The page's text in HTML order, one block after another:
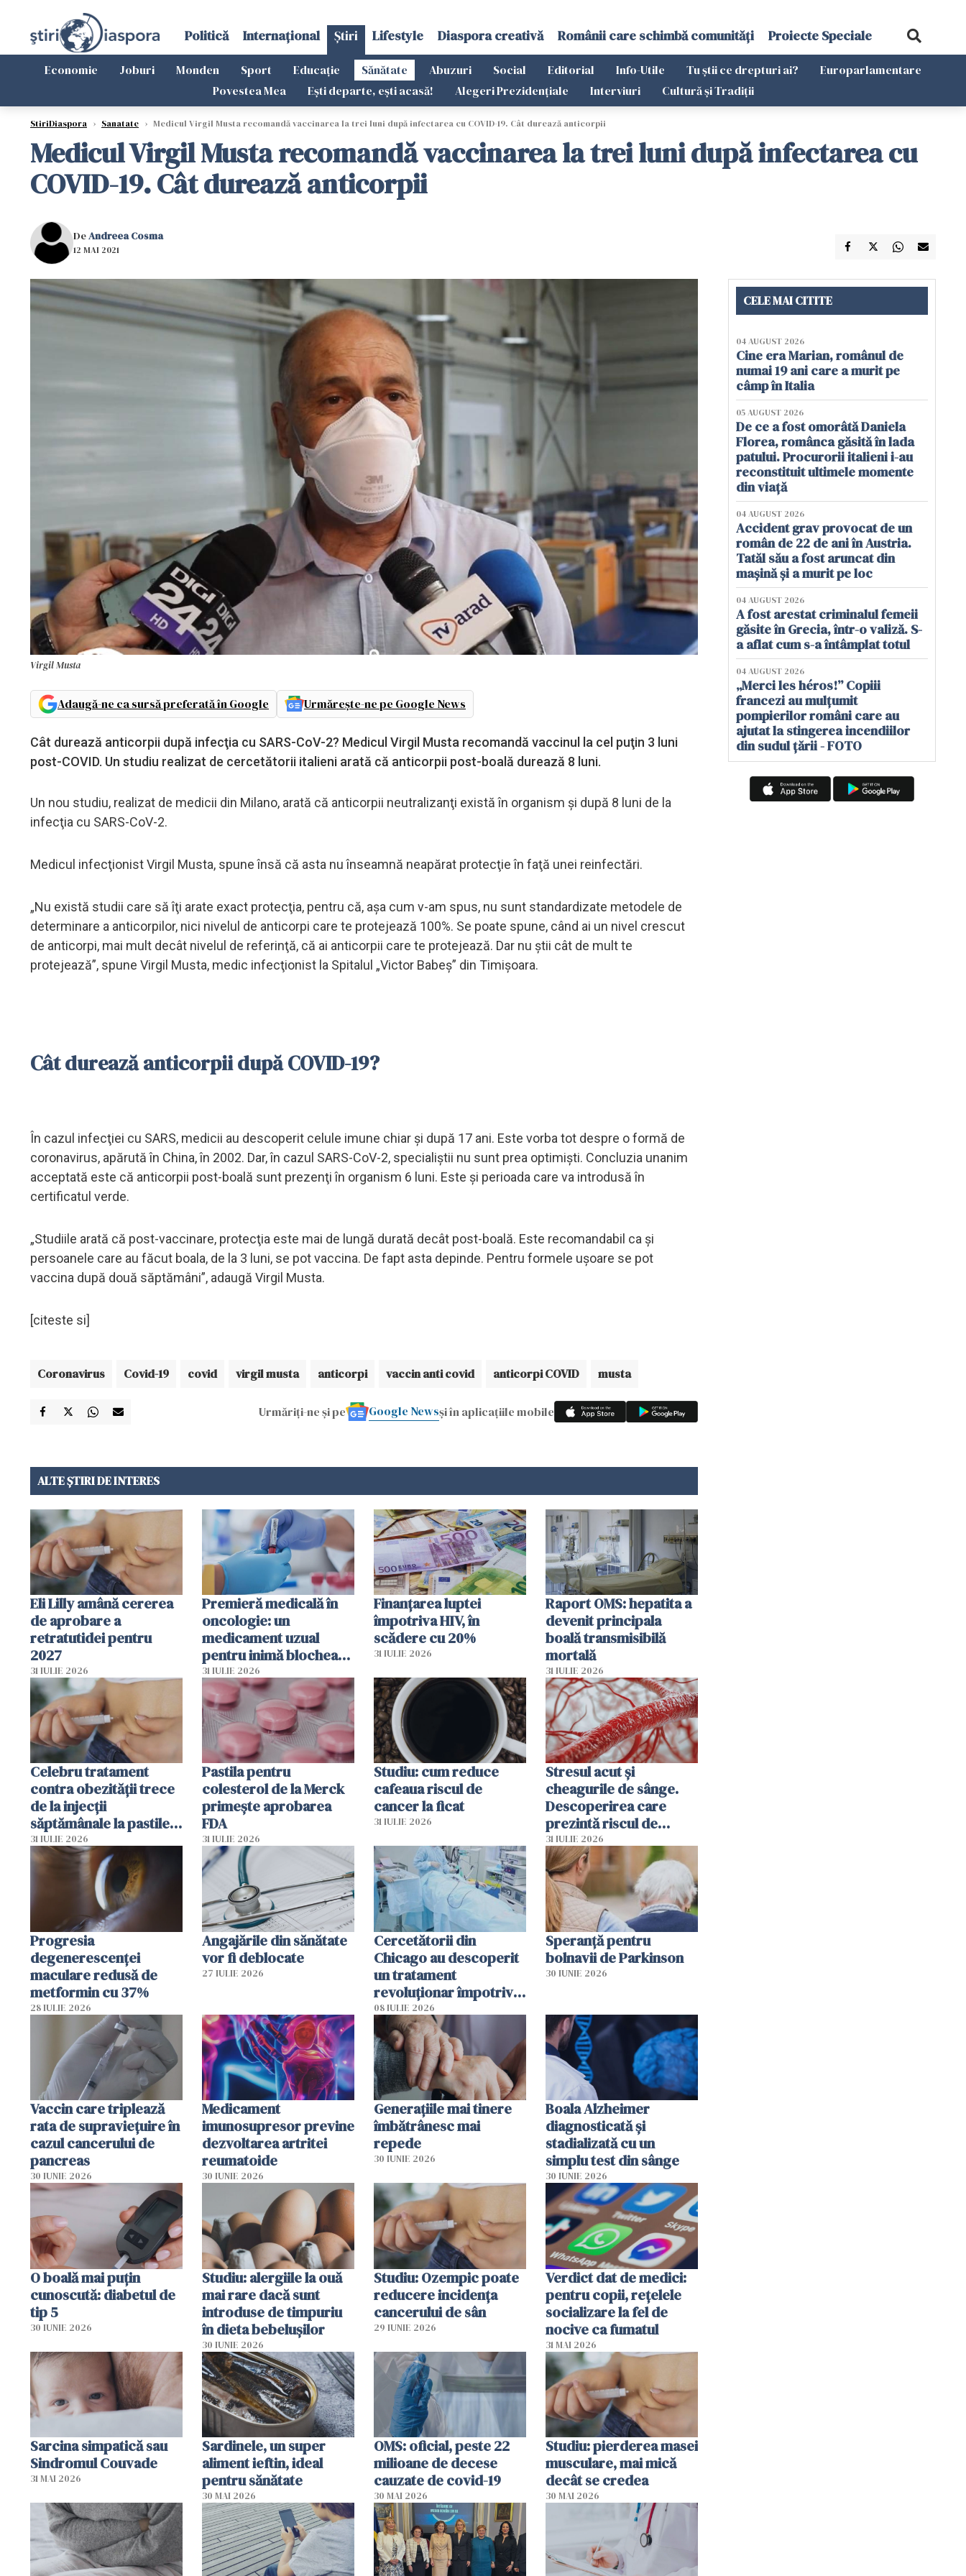
Politică Internațional Știri Lifestyle Diaspora creativă Românii care schimbă comunități Proiecte Speciale
Economie Joburi Monden Sport Educație Sănătate Abuzuri Social Editorial Info-Utile Tu știi ce drepturi ai?
Europarlamentare
Povestea Mea
Ești departe, ești acasă! Alegeri Prezidențiale Interviuri Cultură și Tradiții
StiriDiaspora › Sanatate › Medicul Virgil Musta recomandă vaccinarea la trei luni după infectarea cu COVID-19. Cât durează anticorpii
Medicul Virgil Musta recomandă vaccinarea la trei luni după infectarea cu
COVID-19. Cât durează anticorpii
DeAndreea Cosma
12 MAI 2021
Virgil Musta
Adaugă-ne ca sursă preferată în Google Urmărește-ne pe Google News
Cât durează anticorpii după infecţia cu SARS-CoV-2? Medicul Virgil Musta recomandă vaccinul la cel puţin 3 luni
post-COVID. Un studiu realizat de cercetătorii italieni arată că anticorpii post-boală durează 8 luni.
Un nou studiu, realizat de medicii din Milano, arată că anticorpii neutralizanţi există în organism şi după 8 luni de la
infecţia cu SARS-CoV-2.
Medicul infecţionist Virgil Musta, spune însă că asta nu înseamnă neapărat protecţie în faţă unei reinfectări.
„Nu există studii care să îţi arate exact protecţia, pentru că, aşa cum v-am spus, nu sunt standardizate metodele de
determinare a anticorpilor, nici nivelul de anticorpi care te protejează 100%. Se poate spune, când ai un nivel crescut
de anticorpi, mai mult decât nivelul de referinţă, că ai anticorpii care te protejează. Dar nu ştii cât de mult te
protejează”, spune Virgil Musta, medic infecţionist la Spitalul „Victor Babeş” din Timişoara.
Cât durează anticorpii după COVID-19?
În cazul infecţiei cu SARS, medicii au descoperit celule imune chiar şi după 17 ani. Este vorba tot despre o formă de
coronavirus, apărută în China, în 2002. Dar, în cazul SARS-CoV-2, specialiştii nu sunt prea optimişti. Concluzia unanim
acceptată este că anticorpii post-boală sunt prezenţi în organism 6 luni. Este şi perioada care va introdusă în
certificatul verde.
„Studiile arată că post-vaccinare, protecţia este mai de lungă durată decât post-boală. Este recomandabil ca şi
persoanele care au făcut boala, de la 3 luni, se pot vaccina. De fapt asta depinde. Pentru formele uşoare se pot
vaccina după două săptămâni”, adaugă Virgil Musta.
[citeste si]
Coronavirus Covid-19 covid virgil musta anticorpi vaccin anti covid anticorpi COVID musta
Urmăriți-ne și pe Google Newsși în aplicațiile mobile
ALTE ȘTIRI DE INTERES
Eli Lilly amână cererea
de aprobare a
retratutidei pentru
2027
31 IULIE 2026
Premieră medicală în
oncologie: un
medicament uzual
pentru inimă blochează
dezvoltarea celulelor
canceroase.
31 IULIE 2026
Finanțarea luptei
împotriva HIV, în
scădere cu 20%
31 IULIE 2026
Raport OMS: hepatita a
devenit principala
boală transmisibilă
mortală
31 IULIE 2026
Celebru tratament
contra obezității trece
de la injecții
săptămânale la pastile
zilnice
31 IULIE 2026
Pastila pentru
colesterol de la Merck
primește aprobarea
FDA
31 IULIE 2026
Studiu: cum reduce
cafeaua riscul de
cancer la ficat
31 IULIE 2026
Stresul acut și
cheagurile de sânge.
Descoperirea care
prezintă riscul de
infarct
31 IULIE 2026
Progresia
degenerescenței
maculare redusă de
metformin cu 37%
28 IULIE 2026
Angajările din sănătate
vor fi deblocate
27 IULIE 2026
Cercetătorii din
Chicago au descoperit
un tratament
revoluționar împotriva
cancerului. Sunt
folosite chiar bacteriile
tumorale
08 IULIE 2026
Speranță pentru
bolnavii de Parkinson
30 IUNIE 2026
Vaccin care triplează
rata de supraviețuire în
cazul cancerului de
pancreas
30 IUNIE 2026
Medicament
imunosupresor previne
dezvoltarea artritei
reumatoide
30 IUNIE 2026
Generațiile mai tinere
îmbătrânesc mai
repede
30 IUNIE 2026
Boala Alzheimer
diagnosticată și
stadializată cu un
simplu test din sânge
30 IUNIE 2026
O boală mai puțin
cunoscută: diabetul de
tip 5
30 IUNIE 2026
Studiu: alergiile la ouă
mai rare dacă sunt
introduse de timpuriu
în dieta bebelușilor
30 IUNIE 2026
Studiu: Ozempic poate
reducere incidența
cancerului de sân
29 IUNIE 2026
Verdict dat de medici:
pentru copii, rețelele
socializare la fel de
nocive ca fumatul
31 MAI 2026
Sarcina simpatică sau
Sindromul Couvade
31 MAI 2026
Sardinele, un super
aliment ieftin, ideal
pentru sănătate
30 MAI 2026
OMS: oficial, peste 22
milioane de decese
cauzate de covid-19
30 MAI 2026
Studiu: pierderea masei
musculare, mai mică
decât se credea
30 MAI 2026
CELE MAI CITITE
04 AUGUST 2026
Cine era Marian, românul de
numai 19 ani care a murit pe
câmp în Italia
05 AUGUST 2026
De ce a fost omorâtă Daniela
Florea, românca găsită în lada
patului. Procurorii italieni i-au
reconstituit ultimele momente
din viață
04 AUGUST 2026
Accident grav provocat de un
român de 22 de ani în Austria.
Tatăl său a fost aruncat din
mașină și a murit pe loc
04 AUGUST 2026
A fost arestat criminalul femeii
găsite în Grecia, într-o valiză. S-
a aflat cum s-a întâmplat totul
04 AUGUST 2026
„Merci les héros!” Copiii
francezi au mulțumit
pompierilor români care au
ajutat la stingerea incendiilor
din sudul țării - FOTO